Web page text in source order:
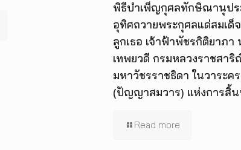
พิธีบำเพ็ญกุศลทักษิณานุป
อุทิศถวายพระกุศลแด่สมเด็
ลูกเธอ เจ้าฟ้าพัชรกิติยาภา
เทพยวดี กรมหลวงราชสา
มหาวัชรราชธิดา ในวาระค
(ปัญญาสมวาร) แห่งการสิ้
Read more